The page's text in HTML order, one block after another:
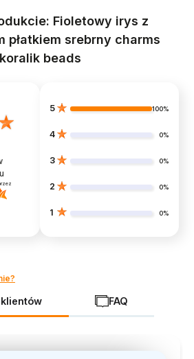
Fioletowy irys z
płatkiem srebrny charms
koralik beads
5 100%
4 0%
3 0%
2 0%
1 0%
FAQ